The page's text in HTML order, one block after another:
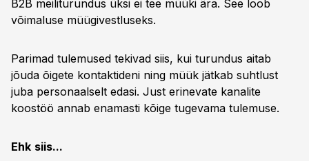
B2B meiliturundus üksi ei tee müüki ära. See loob
võimaluse müügivestluseks.
Parimad tulemused tekivad siis, kui turundus aitab
jõuda õigete kontaktideni ning müük jätkab suhtlust
juba personaalselt edasi. Just erinevate kanalite
koostöö annab enamasti kõige tugevama tulemuse.
Ehk siis...